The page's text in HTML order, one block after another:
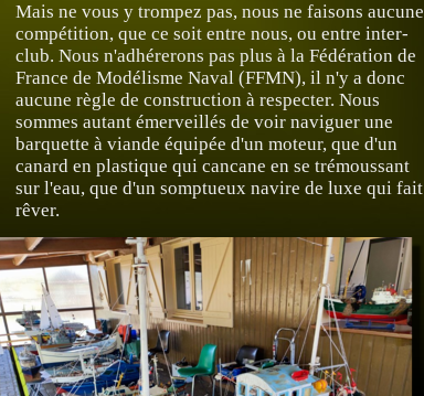
Mais ne vous y trompez pas, nous ne faisons aucune
compétition, que ce soit entre nous, ou entre inter-
club. Nous n'adhérerons pas plus à la Fédération de
France de Modélisme Naval (FFMN), il n'y a donc
aucune règle de construction à respecter. Nous
sommes autant émerveillés de voir naviguer une
barquette à viande équipée d'un moteur, que d'un
canard en plastique qui cancane en se trémoussant
sur l'eau, que d'un somptueux navire de luxe qui fait
rêver.